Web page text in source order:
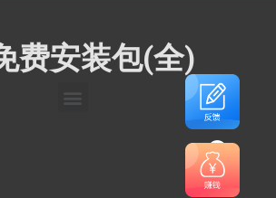
费安装包(全)